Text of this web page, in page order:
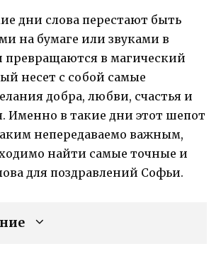
дни слова перестают быть
на бумаге или звуками в
превращаются в магический
несет с собой самые
добра, любви, счастья и
Именно в такие дни этот шепот
непередаваемо важным,
найти самые точные и
для поздравлений Софьи.